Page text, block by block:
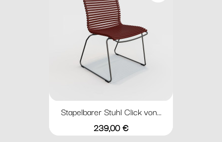
Stapelbarer Stuhl Click von...
Preis
239,00 €